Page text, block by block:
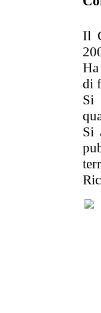
Il
di
Si
Si